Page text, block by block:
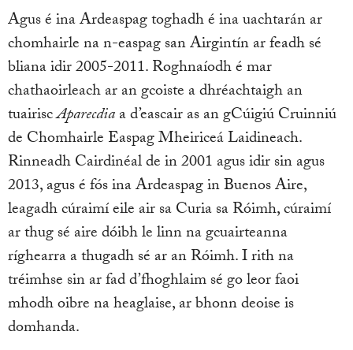
Agus é ina Ardeaspag toghadh é ina uachtarán ar
chomhairle na n-easpag san Airgintín ar feadh sé
bliana idir 2005-2011. Roghnaíodh é mar
chathaoirleach ar an gcoiste a dhréachtaigh an
tuairiscAparecdiaa d’eascair as an gCúigiú Cruinniú
de Chomhairle Easpag Mheiriceá Laidineach.
Rinneadh Cairdinéal de in 2001 agus idir sin agus
2013, agus é fós ina Ardeaspag in Buenos Aire,
leagadh cúraimí eile air sa Curia sa Róimh, cúraimí
ar thug sé aire dóibh le linn na gcuairteanna
ríghearra a thugadh sé ar an Róimh. I rith na
tréimhse sin ar fad d’fhoghlaim sé go leor faoi
mhodh oibre na heaglaise, ar bhonn deoise is
domhanda.